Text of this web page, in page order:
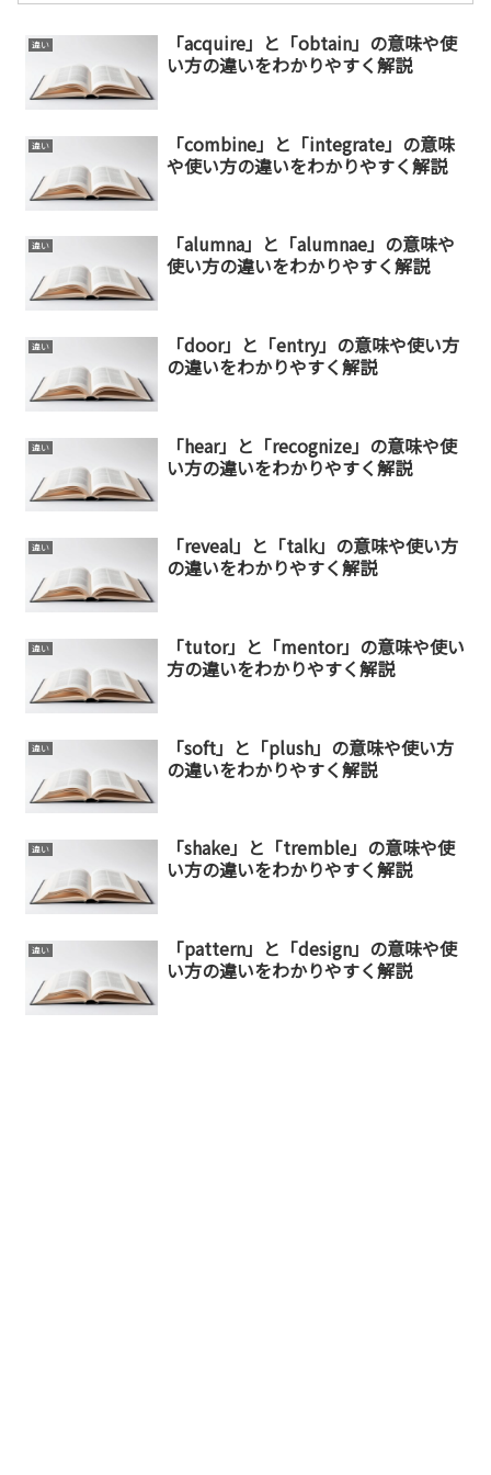
違い
「acquire」と「obtain」の意味や使
い方の違いをわかりやすく解説
違い
「combine」と「integrate」の意味
や使い方の違いをわかりやすく解説
違い
「alumna」と「alumnae」の意味や
使い方の違いをわかりやすく解説
違い
「door」と「entry」の意味や使い方
の違いをわかりやすく解説
違い
「hear」と「recognize」の意味や使
い方の違いをわかりやすく解説
違い
「reveal」と「talk」の意味や使い方
の違いをわかりやすく解説
違い
「tutor」と「mentor」の意味や使い
方の違いをわかりやすく解説
違い
「soft」と「plush」の意味や使い方
の違いをわかりやすく解説
違い
「shake」と「tremble」の意味や使
い方の違いをわかりやすく解説
違い
「pattern」と「design」の意味や使
い方の違いをわかりやすく解説